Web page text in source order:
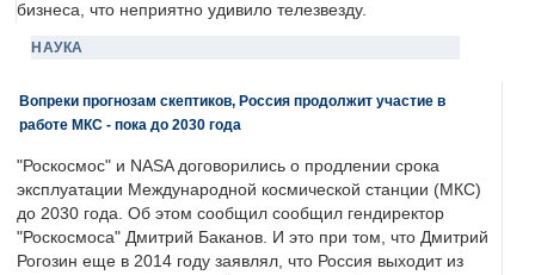
бизнеса, что неприятно удивило телезвезду.
НАУКА
Вопреки прогнозам скептиков, Россия продолжит участие в
работе МКС - пока до 2030 года
"Роскосмос" и NASA договорились о продлении срока
эксплуатации Международной космической станции (МКС)
до 2030 года. Об этом сообщил сообщил гендиректор
"Роскосмоса" Дмитрий Баканов. И это при том, что Дмитрий
Рогозин еще в 2014 году заявлял, что Россия выходит из